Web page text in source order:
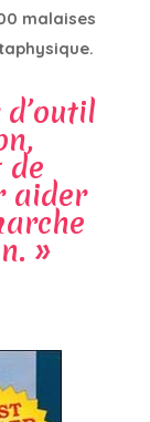
malaises
de
aider
»